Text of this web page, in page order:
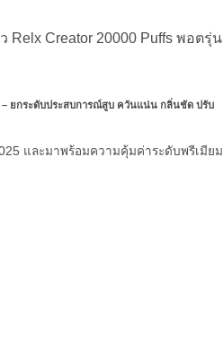
– ยกระดับประสบการณ์สูบ ควันแน่น กลิ่นชัด ปรับ
และมาพร้อมความคุ้มค่าระดับพรีเมียม